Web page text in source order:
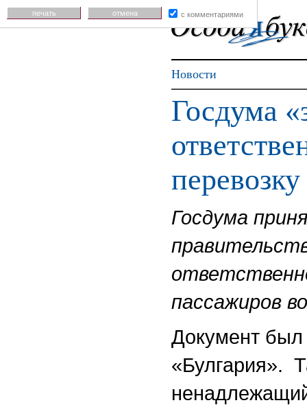
Новости
Госдума
Госдума
пассажиров
Документ был
«Булгария».
печать отмена с комментариями